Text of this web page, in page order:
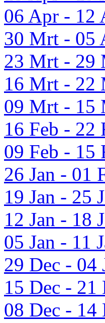
06 Apr - 12
30 Mrt - 05
23 Mrt - 29
16 Mrt - 22
09 Mrt - 15
16 Feb - 22
09 Feb - 15
26 Jan - 01
19 Jan - 25
12 Jan - 18
05 Jan - 11
29 Dec - 04
15 Dec - 21
08 Dec - 14